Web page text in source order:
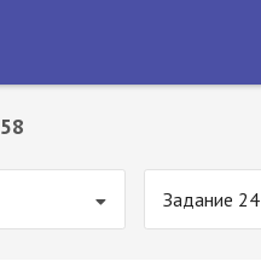
Задание 24